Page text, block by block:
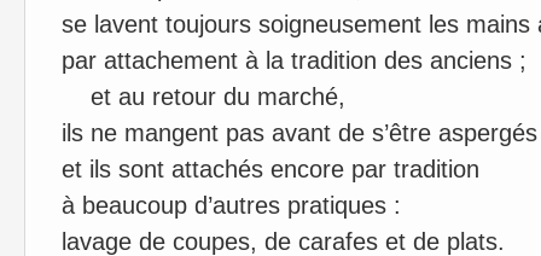
se lavent toujours soigneusement les
par attachement à la tradition des anciens ;
et au retour du marché,
ils ne mangent pas avant de s’être
et ils sont attachés encore par tradition
à beaucoup d’autres pratiques :
lavage de coupes, de carafes et de plats.